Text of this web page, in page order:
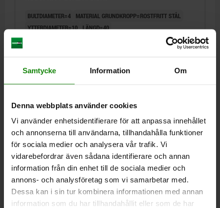
Samtycke Information Om
Denna webbplats använder cookies
Vi använder enhetsidentifierare för att anpassa innehållet
och annonserna till användarna, tillhandahålla funktioner
för sociala medier och analysera vår trafik. Vi
vidarebefordrar även sådana identifierare och annan
information från din enhet till de sociala medier och
annons- och analysföretag som vi samarbetar med.
Dessa kan i sin tur kombinera informationen med annan
information som du har tillhandahållit eller som de har
BULTDIAMETER=4
MATERIAL GRUNDKROPP=ROSTFRITT STÅL
YTTERDIAMETER=10 LÄNGD=40
D4=15
Beställningsnummer:
117,22 kr
exkl. moms
03098